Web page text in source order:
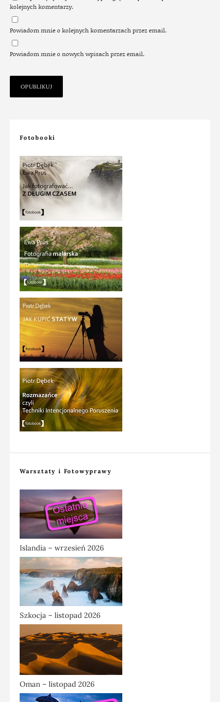
kolejnych komentarzy.
Powiadom mnie o kolejnych komentarzach przez email.
Powiadom mnie o nowych wpisach przez email.
Fotobooki
Warsztaty i Fotowyprawy
Islandia – wrzesień 2026
Szkocja – listopad 2026
Oman – listopad 2026